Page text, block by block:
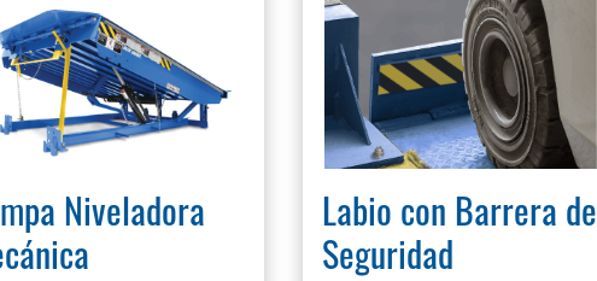
Niveladora
Labio con Barrera de
Seguridad